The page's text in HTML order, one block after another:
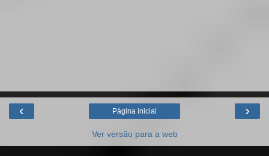
‹ ›
Página inicial
Ver versão para a web